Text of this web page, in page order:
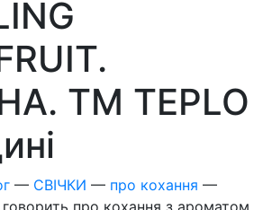
ТM TEPLO
— СВІЧКИ — про кохання —
говорить про кохання з ароматом